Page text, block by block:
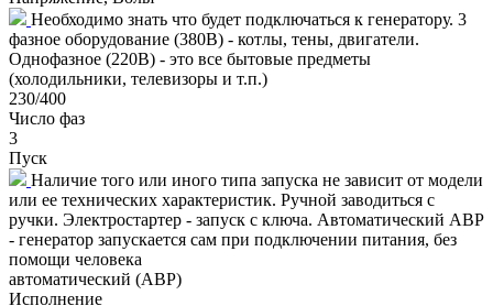
Необходимо знать что будет подключаться к генератору. 3
фазное оборудование (380В) - котлы, тены, двигатели.
Однофазное (220В) - это все бытовые предметы
(холодильники, телевизоры и т.п.)
230/400
Число фаз
3
Пуск
Наличие того или иного типа запуска не зависит от модели
или ее технических характеристик. Ручной заводиться с
ручки. Электростартер - запуск с ключа. Автоматический АВР
- генератор запускается сам при подключении питания, без
помощи человека
автоматический (АВР)
Исполнение